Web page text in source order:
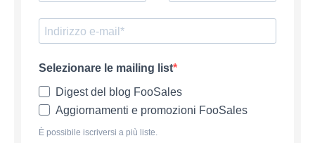
Selezionare le mailing list
Digest del blog FooSales
Aggiornamenti e promozioni FooSales
È possibile iscriversi a più liste.